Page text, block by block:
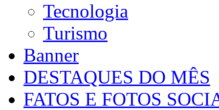
Tecnologia
Turismo
Banner
DESTAQUES DO MÊS
FATOS E FOTOS